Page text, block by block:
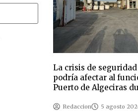
La crisis de
podría afectar al
Puerto de Algeciras
Redaccion 5 agosto